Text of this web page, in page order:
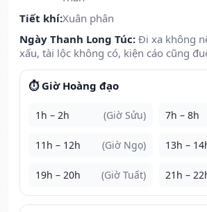
Tiết khí:Xuân phân
Ngày Thanh Long Túc: Đi xa không
xấu, tài lộc không có, kiện cáo cũng
⏱️ Giờ Hoàng đạo
1h – 2h (Giờ Sửu) 7h – 8h
11h – 12h (Giờ Ngọ) 13h –
19h – 20h (Giờ Tuất) 21h –